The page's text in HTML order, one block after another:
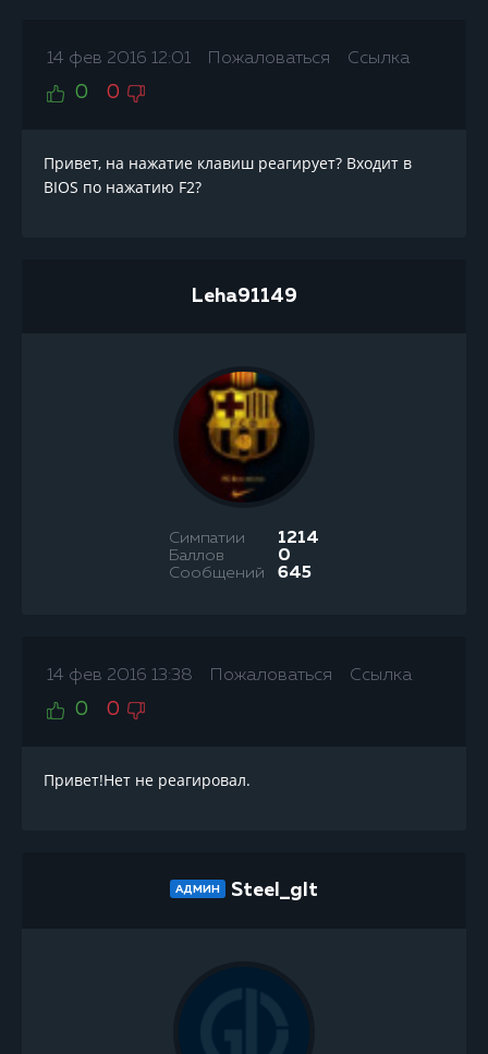
14 фев 2016 12:01 Пожаловаться Ссылка
0 0
Привет, на нажатие клавиш реагирует? Входит в
BIOS по нажатию F2?
Leha91149
Симпатии 1214
Баллов 0
Сообщений 645
14 фев 2016 13:38 Пожаловаться Ссылка
0 0
Привет!Нет не реагировал.
АДМИН Steel_glt